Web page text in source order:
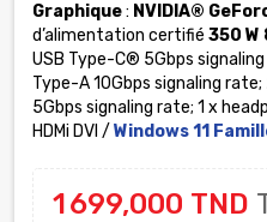
Graphique: NVIDIA®
d’alimentation certifié 350 W
USB Type-C® 5Gbps
Type-A 10Gbps signaling
5Gbps signaling rate; 1 x
HDMi DVI / Windows 11
1 699,000 TND